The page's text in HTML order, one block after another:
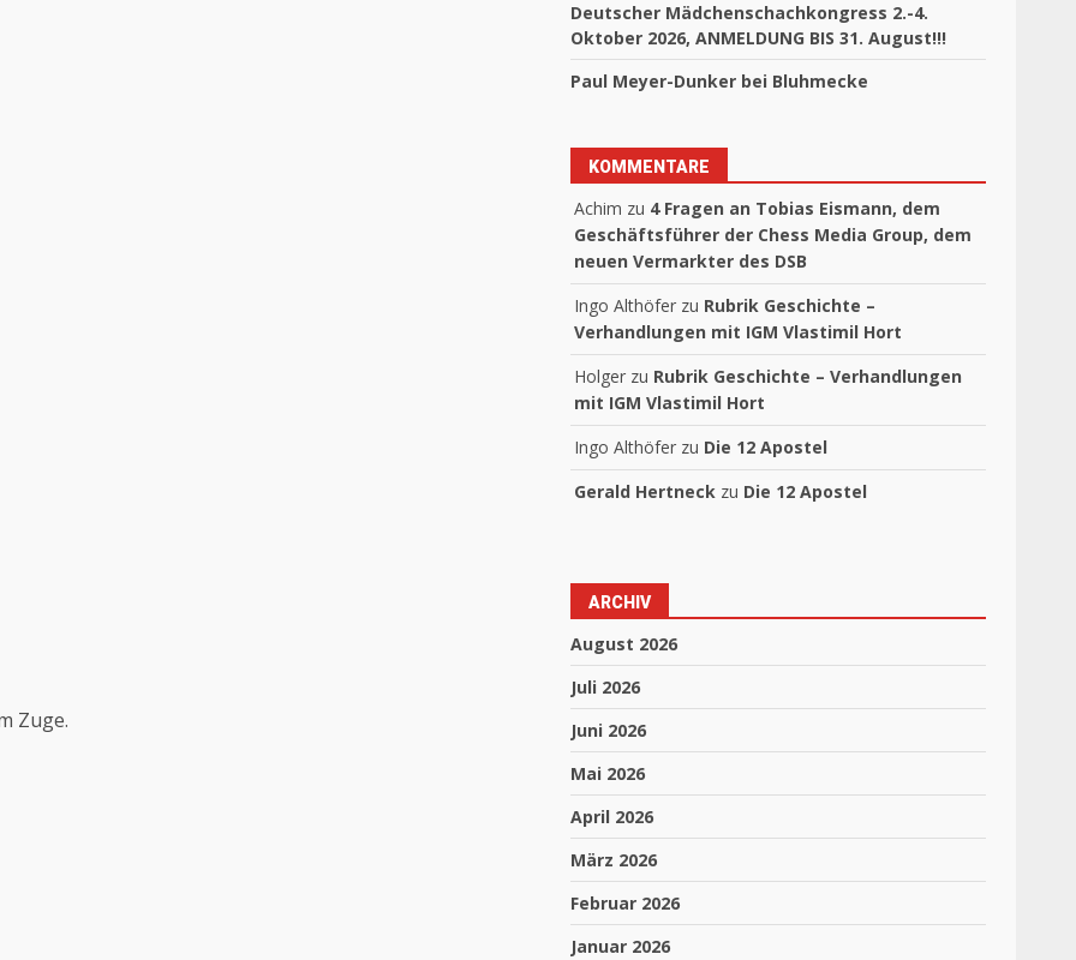
Zuge.
Deutscher Mädchenschachkongress 2.-4.
Oktober 2026, ANMELDUNG BIS 31. August!!!
Paul Meyer-Dunker bei Bluhmecke
KOMMENTARE
Achim zu 4 Fragen an Tobias Eismann, dem
Geschäftsführer der Chess Media Group, dem
neuen Vermarkter des DSB
Ingo Althöfer zu Rubrik Geschichte –
Verhandlungen mit IGM Vlastimil Hort
Holger zu Rubrik Geschichte – Verhandlungen
mit IGM Vlastimil Hort
Ingo Althöfer zu Die 12 Apostel
Gerald Hertneck zu Die 12 Apostel
ARCHIV
August 2026
Juli 2026
Juni 2026
Mai 2026
April 2026
März 2026
Februar 2026
Januar 2026